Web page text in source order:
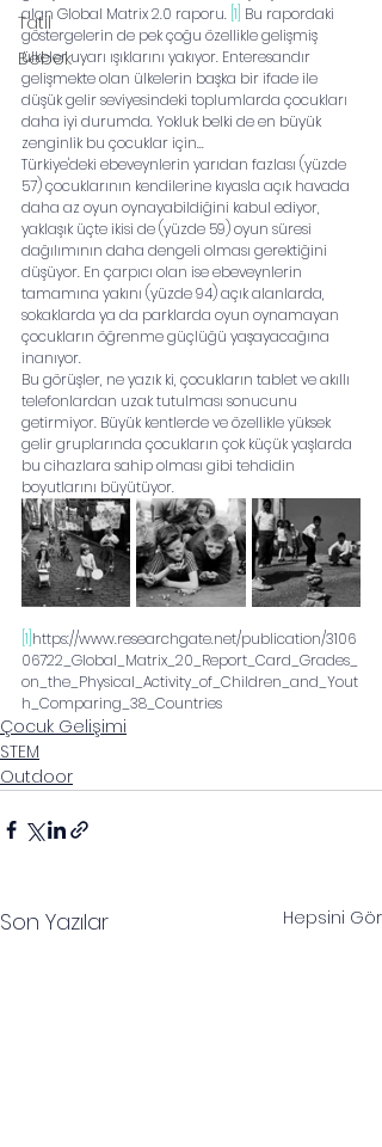
Tatil
Bebek
alan Global Matrix 2.0 raporu. [1] Bu rapordaki
göstergelerin de pek çoğu özellikle gelişmiş
ülkeler uyarı ışıklarını yakıyor. Enteresandır
gelişmekte olan ülkelerin başka bir ifade ile
düşük gelir seviyesindeki toplumlarda çocukları
daha iyi durumda. Yokluk belki de en büyük
zenginlik bu çocuklar için...
Türkiye'deki ebeveynlerin yarıdan fazlası (yüzde
57) çocuklarının kendilerine kıyasla açık havada
daha az oyun oynayabildiğini kabul ediyor,
yaklaşık üçte ikisi de (yüzde 59) oyun süresi
dağılımının daha dengeli olması gerektiğini
düşüyor. En çarpıcı olan ise ebeveynlerin
tamamına yakını (yüzde 94) açık alanlarda,
sokaklarda ya da parklarda oyun oynamayan
çocukların öğrenme güçlüğü yaşayacağına
inanıyor.
Bu görüşler, ne yazık ki, çocukların tablet ve akıllı
telefonlardan uzak tutulması sonucunu
getirmiyor. Büyük kentlerde ve özellikle yüksek
gelir gruplarında çocukların çok küçük yaşlarda
bu cihazlara sahip olması gibi tehdidin
boyutlarını büyütüyor.
[1] https://www.researchgate.net/publication/3106
06722_Global_Matrix_20_Report_Card_Grades_
on_the_Physical_Activity_of_Children_and_Yout
h_Comparing_38_Countries
Çocuk Gelişimi
STEM
Outdoor
Son Yazılar Hepsini Gör